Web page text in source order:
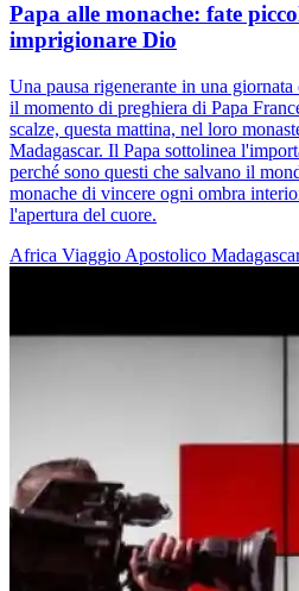
Papa alle monache: fate
imprigionare Dio
Una pausa rigenerante in una
il momento di preghiera di Papa
scalze, questa mattina, nel loro
Madagascar. Il Papa sottolinea
perché sono questi che salvano il
monache di vincere ogni ombra
l'apertura del cuore.
Africa Viaggio Apostolico